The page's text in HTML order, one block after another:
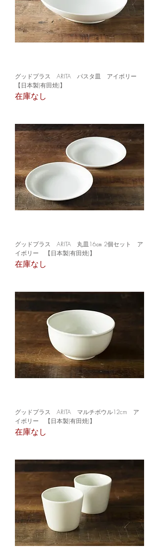
グッドプラス ARITA パスタ皿 アイボリー
【日本製(有田焼)】
在庫なし
グッドプラス ARITA 丸皿16㎝ 2個セット ア
イボリー 【日本製(有田焼)】
在庫なし
グッドプラス ARITA マルチボウル12cm ア
イボリー 【日本製(有田焼)】
在庫なし